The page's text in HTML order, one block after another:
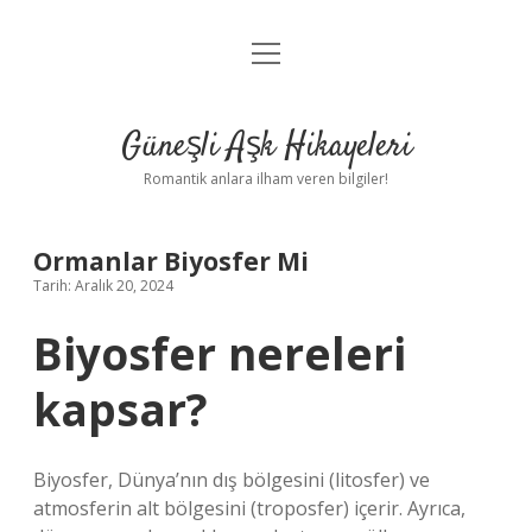
Anasayfa
Yasal Uyarı
menüyü
Güneşli Aşk Hikayeleri
Romantik anlara ilham veren bilgiler!
Ormanlar Biyosfer Mi
Tarih: Aralık 20, 2024
Biyosfer nereleri
kapsar?
Biyosfer, Dünya’nın dış bölgesini (litosfer) ve
atmosferin alt bölgesini (troposfer) içerir. Ayrıca,